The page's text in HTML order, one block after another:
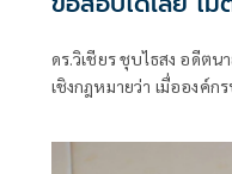
ดร.วิเชียร ชุบไธสง อดีต
เชิงกฎหมายว่า เมื่อองค์